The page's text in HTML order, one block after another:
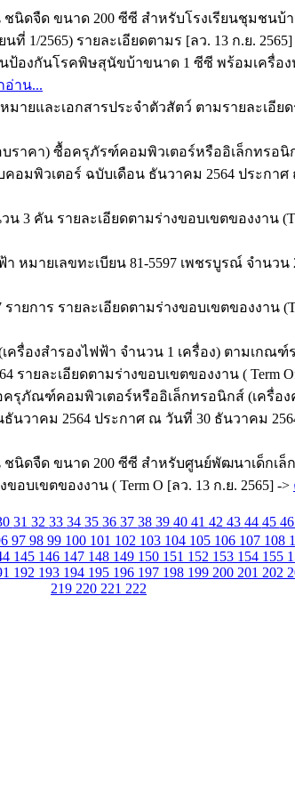
ดจืด ขนาด 200 ซีซี สำหรับโรงเรียนชุมชนบ้
1/2565) รายละเอียดตามร [ลว. 13 ก.ย. 2565]
องกันโรคพิษสุนัขบ้าขนาด 1 ซีซี พร้อมเครื่อ
อ่าน...
ละเอกสารประจำตัวสัตว์ ตามรายละเอียดร่
บราคา) ซื้อครุภัรฑ์คอมพิวเตอร์หรืออิเล็กทรอ
เตอร์ ฉบับเดือน ธันวาคม 2564 ประกาศ ณ
น รายละเอียดตามร่างขอบเขตของงาน
มายเลขทะเบียน 81-5597 เพชรบูรณ์ จำนวน
าร รายละเอียดตามร่างขอบเขตของงาน
รื่องสำรองไฟฟ้า จำนวน 1 เครื่อง) ตามเ
ยละเอียดตามร่างขอบเขตของงาน ( Term Of
รุภัณฑ์คอมพิวเตอร์หรืออิเล็กทรอนิกส์ (เครื่อ
ม 2564 ประกาศ ณ วันที่ 30 ธันวาคม 2564
ดจืด ขนาด 200 ซีซี สำหรับศูนย์พัฒนาเด็กเล็
บเขตของงาน ( Term O [ลว. 13 ก.ย. 2565] ->
31 32 33 34 35 36 37 38 39 40 41 42 43 44 45 46
97 98 99 100 101 102 103 104 105 106 107 108
145 146 147 148 149 150 151 152 153 154 155
192 193 194 195 196 197 198 199 200 201 202
219 220 221 222